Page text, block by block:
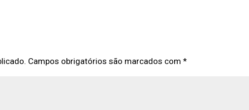
Campos obrigatórios são marcados com*